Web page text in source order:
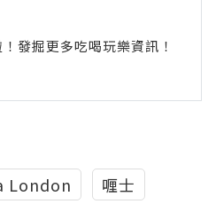
發掘更多吃喝玩樂資訊！
London
喱士